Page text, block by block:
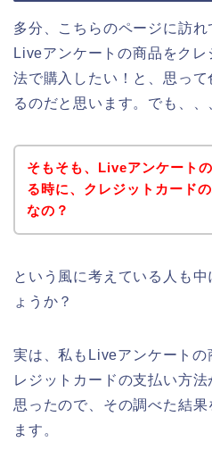
多分、こちらのページに訪れ
Liveアンケートの商品をク
法で購入したい！と、思っ
るのだと思います。でも、、
そもそも、Liveアンケート
る時に、クレジットカード
なの？
という風に考えている人も
ょうか？
実は、私もLiveアンケートの
レジットカードの支払い方法
思ったので、その調べた結
ます。